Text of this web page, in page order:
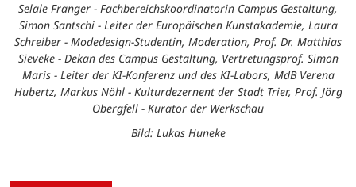
Selale Franger - Fachbereichskoordinatorin Campus Gestaltung,
Simon Santschi - Leiter der Europäischen Kunstakademie, Laura
Schreiber - Modedesign-Studentin, Moderation, Prof. Dr. Matthias
Sieveke - Dekan des Campus Gestaltung, Vertretungsprof. Simon
Maris - Leiter der KI-Konferenz und des KI-Labors, MdB Verena
Hubertz, Markus Nöhl - Kulturdezernent der Stadt Trier, Prof. Jörg
Obergfell - Kurator der Werkschau
Bild: Lukas Huneke